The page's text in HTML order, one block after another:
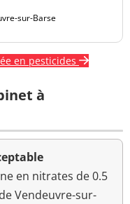
sur-Barse
en pesticides
à
en nitrates de 0.5
Vendeuvre-sur-